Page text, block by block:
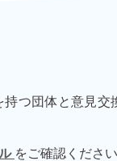
つ団体と意見交
をご確認ください